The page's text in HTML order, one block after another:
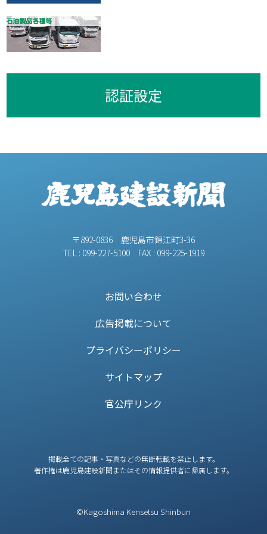
認証設定
〒892-0836 鹿児島市錦江町3-36
TEL : 099-227-5100 FAX : 099-225-1919
お問い合わせ
広告掲載について
プライバシーポリシー
サイトマップ
官公庁リンク
掲載全ての記事・写真などの無断転載を禁止します。
著作権は鹿児島建設新聞またはその情報提供者に帰属します。
©Kagoshima Kensetsu Shinbun